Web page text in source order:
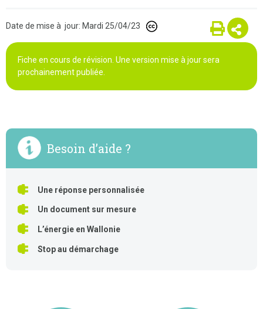
Date de mise à jour: Mardi 25/04/23
Fiche en cours de révision. Une version mise à jour sera
prochainement publiée.
Besoin d’aide ?
Une réponse personnalisée
Un document sur mesure
L’énergie en Wallonie
Stop au démarchage